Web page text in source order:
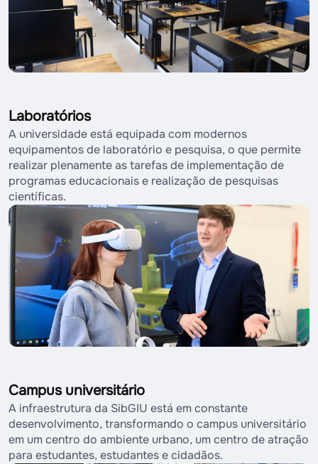
Laboratórios
A universidade está equipada com modernos
equipamentos de laboratório e pesquisa, o que permite
realizar plenamente as tarefas de implementação de
programas educacionais e realização de pesquisas
científicas.
Campus universitário
A infraestrutura da SibGIU está em constante
desenvolvimento, transformando o campus universitário
em um centro do ambiente urbano, um centro de atração
para estudantes, estudantes e cidadãos.